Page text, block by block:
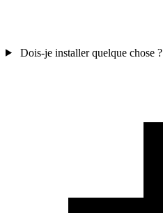
Dois-je installer quelque chose ?